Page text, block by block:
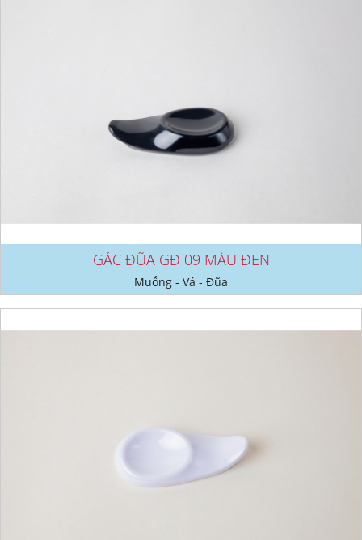
GÁC ĐŨA GĐ 09 MÀU ĐEN
Muỗng - Vá - Đũa